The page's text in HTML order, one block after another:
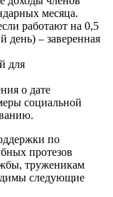
месяца.
работают на 0,5
день) – заверенная
для
о дате
социальной
по
протезов
труженикам
следующие